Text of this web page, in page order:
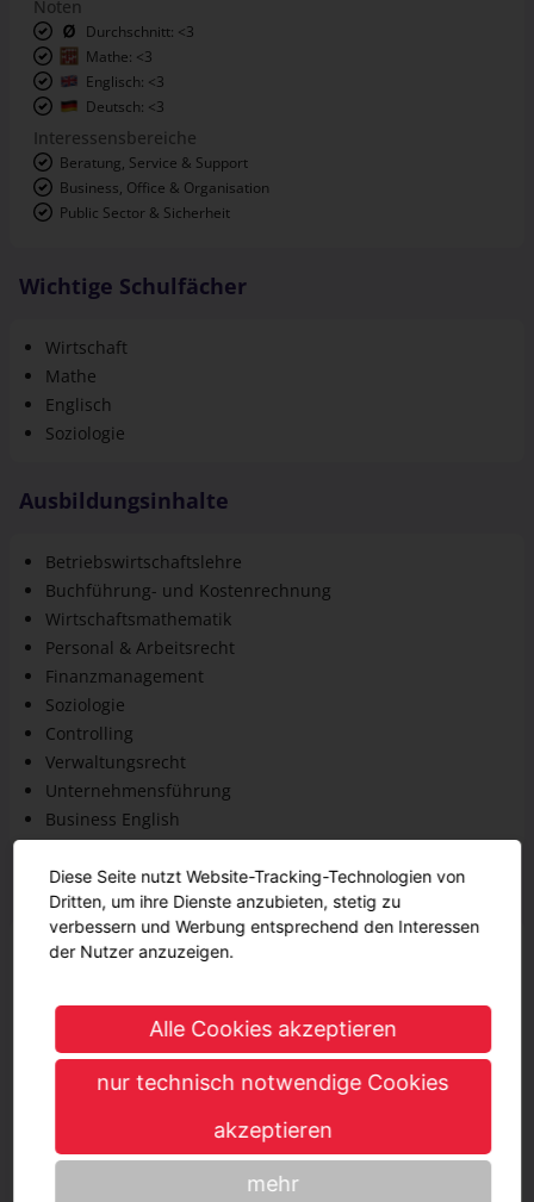
Englisch: <3
Deutsch: <3
Interessensbereiche
Business, Office & Organisation
Public Sector & Sicherheit
Wirtschaft
Englisch
Soziologie
Betriebswirtschaftslehre
Wirtschaftsmathematik
Personal & Arbeitsrecht
Finanzmanagement
Soziologie
Controlling
Verwaltungsrecht
Unternehmensführung
Business English
Geschätzter Verdienst
Während der Ausbildung
1. Jahr 1500 € - 1620 €
1500 € - 1620 €
3. Jahr 1500 € - 1620 €
1500 € - 1620 €
Nach der Ausbildung
Diese Seite nutzt Website-Tracking-Technologien von
Dritten, um ihre Dienste anzubieten, stetig zu
verbessern und Werbung entsprechend den Interessen
der Nutzer anzuzeigen.
Alle Cookies akzeptieren
nur technisch notwendige Cookies
akzeptieren
mehr